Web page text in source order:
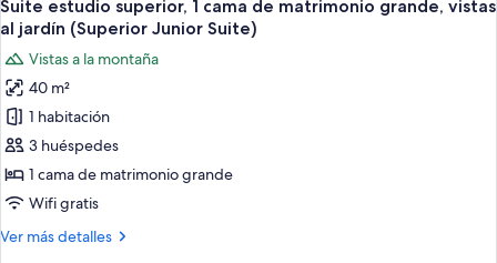
hidromasaje,
en
la
zona
del
jardín
cama
matrimonio
grande,
bañera
de
hidromasaje,
la
zona
jardín
todas
las
fotos
de
Suite
estudio
superior,
1
de
Suite estudio superior, 1 cama de matrimonio grande, vistas
al jardín (Superior Junior Suite)
Vistas a la montaña
40 m²
1 habitación
3 huéspedes
1 cama de matrimonio grande
Wifi gratis
Ver más detalles
Más